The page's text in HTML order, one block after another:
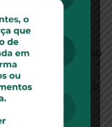
trata de
do plano
para quais
cabe limitar o
visto que essa
assiste o